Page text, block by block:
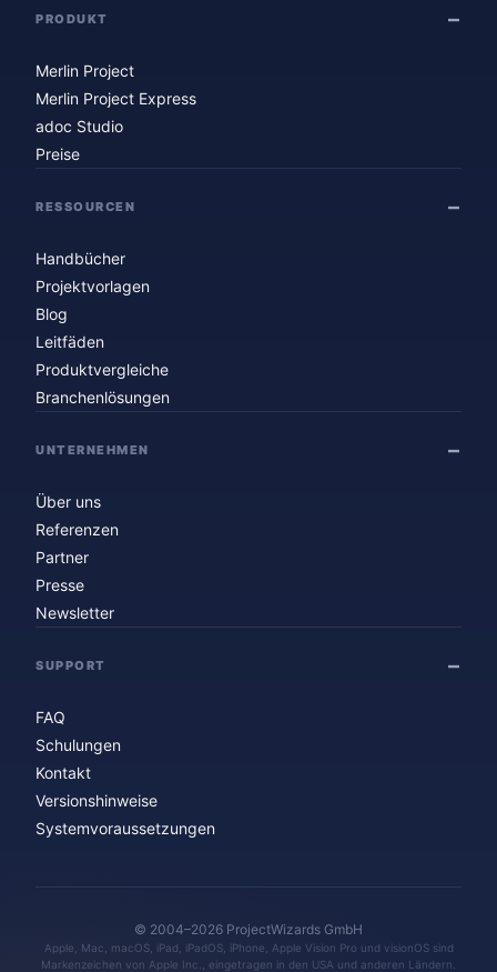
PRODUKT
Merlin Project
Merlin Project Express
adoc Studio
Preise
RESSOURCEN
Handbücher
Projektvorlagen
Blog
Leitfäden
Produktvergleiche
Branchenlösungen
UNTERNEHMEN
Über uns
Referenzen
Partner
Presse
Newsletter
SUPPORT
FAQ
Schulungen
Kontakt
Versionshinweise
Systemvoraussetzungen
© 2004–2026 ProjectWizards GmbH
Apple, Mac, macOS, iPad, iPadOS, iPhone, Apple Vision Pro und visionOS sind
Markenzeichen von Apple Inc., eingetragen in den USA und anderen Ländern.